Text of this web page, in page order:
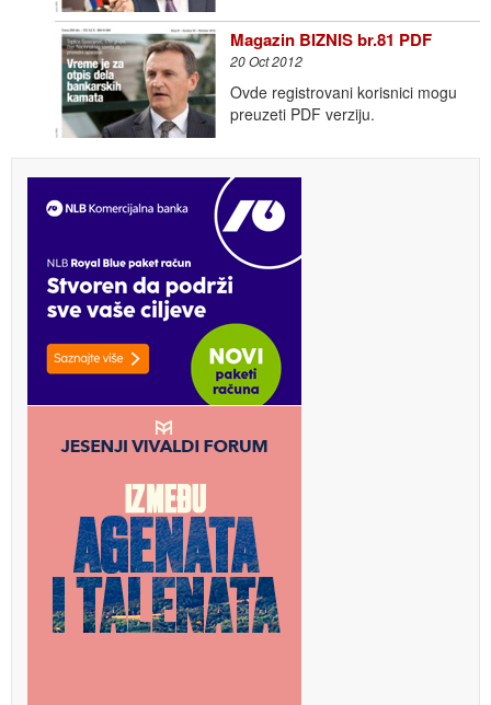
Magazin BIZNIS br.81 PDF
20 Oct 2012
Ovde registrovani korisnici mogu
preuzeti PDF verziju.